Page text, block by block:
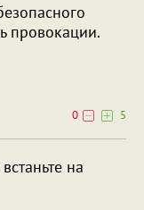
провокации.
0
5
на